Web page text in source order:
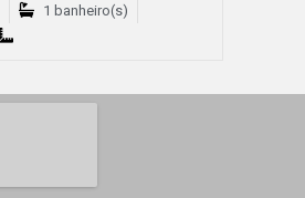
1 banheiro(s)